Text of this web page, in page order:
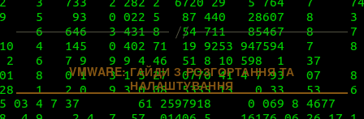
Категорії
VMWARE: ГАЙДИ З РОЗГОРТАННЯ ТА
НАЛАШТУВАННЯ